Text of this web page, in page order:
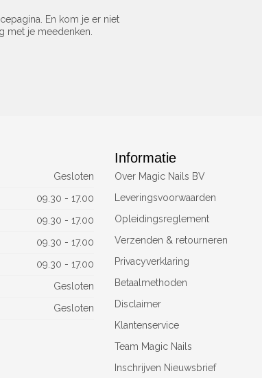
En kom je er niet
met je meedenken.
Gesloten
09.30 - 17.00
09.30 - 17.00
09.30 - 17.00
09.30 - 17.00
Gesloten
Gesloten
Informatie
Over Magic Nails BV
Leveringsvoorwaarden
Opleidingsreglement
Verzenden & retourneren
Privacyverklaring
Betaalmethoden
Disclaimer
Klantenservice
Team Magic Nails
Inschrijven Nieuwsbrief